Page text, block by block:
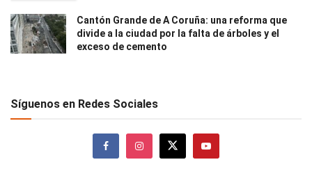
Cantón Grande de A Coruña: una reforma que
divide a la ciudad por la falta de árboles y el
exceso de cemento
Síguenos en Redes Sociales